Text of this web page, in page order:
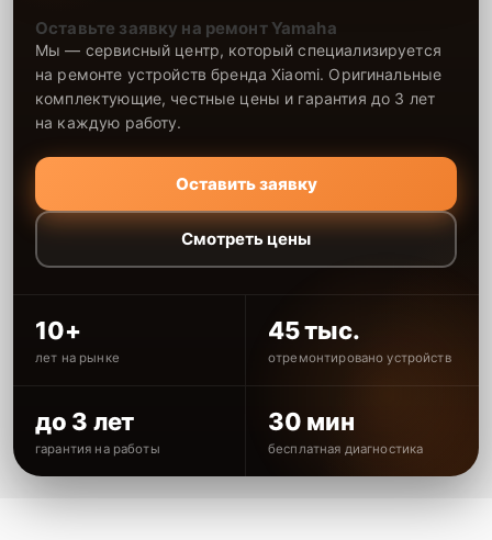
Оставьте заявку на ремонт Yamaha
Мы — сервисный центр, который специализируется
на ремонте устройств бренда Xiaomi. Оригинальные
комплектующие, честные цены и гарантия до 3 лет
на каждую работу.
Оставить заявку
Смотреть цены
10+
лет на рынке
45 тыс.
отремонтировано устройств
до 3 лет
гарантия на работы
30 мин
бесплатная диагностика